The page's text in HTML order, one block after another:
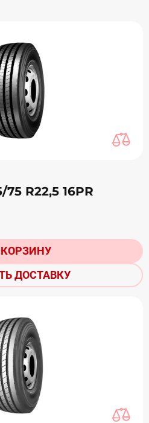
R22,5 16PR
КОРЗИНУ
ДОСТАВКУ